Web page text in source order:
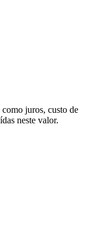
juros, custo de
neste valor.